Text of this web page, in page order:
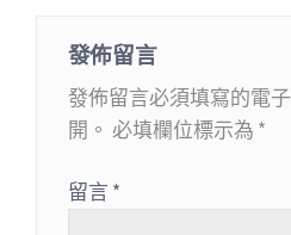
發佈留言
發佈留言必須填寫的電
開。 必填欄位標示為 *
留言*